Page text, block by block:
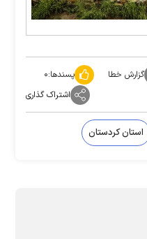
گزارش خطا پسندها:۰
اشتراک گذاری
استان کردستان